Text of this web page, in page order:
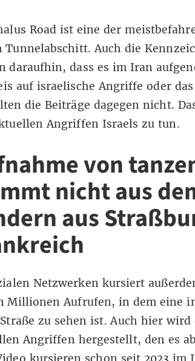
Road ist eine der
Tunnelabschitt. Auch die
daraufhin, dass es im Iran
auf israelische Angriffe oder
die Beiträge dagegen nicht.
Angriffen Israels zu tun.
von
nicht aus
aus
Netzwerken kursiert
Millionen Aufrufen, in dem eine
zu sehen ist. Auch hier
Angriffen hergestellt, den es